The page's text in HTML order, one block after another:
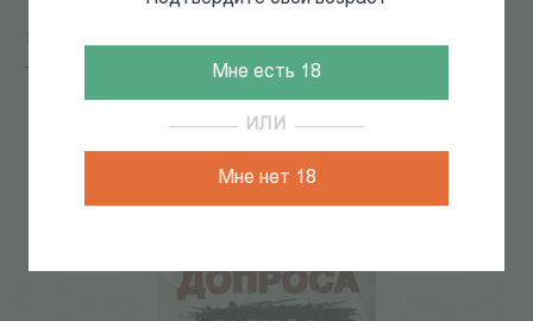
Мне есть 18
ИЛИ
Мне нет 18
Три допроса по теории действия